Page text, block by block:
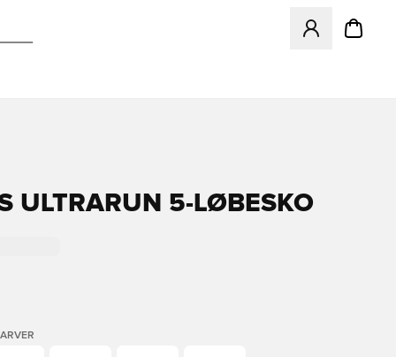
Åbner en
ULTRARUN 5-LØBESKO